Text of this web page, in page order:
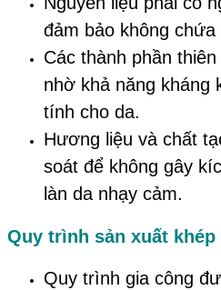
đảm bảo không chứa
Các thành phần
nhờ khả năng kháng
tính cho da.
Hương liệu và chất
soát để không gây
làn da nhạy cảm.
Quy trình sản xuất
Quy trình gia công